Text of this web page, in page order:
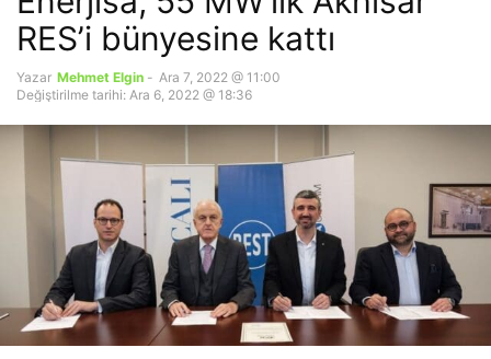
RES’i bünyesine kattı
Yazar Mehmet Elgin - Ara 7, 2022 @ 11:00
Değiştirilme tarihi: Ara 6, 2022 @ 18:36